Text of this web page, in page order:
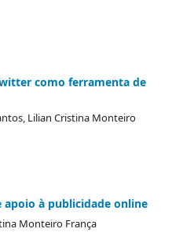
como ferramenta de
Lilian Cristina Monteiro
à publicidade online
Monteiro França